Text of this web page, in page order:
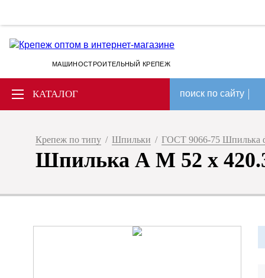
МАШИНОСТРОИТЕЛЬНЫЙ КРЕПЕЖ
КАТАЛОГ поиск по сайту
Крепеж по типу / Шпильки / ГОСТ 9066-75 Шпилька
Шпилька А M 52 x